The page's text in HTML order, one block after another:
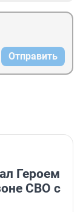
Отправить
Героем
СВО с